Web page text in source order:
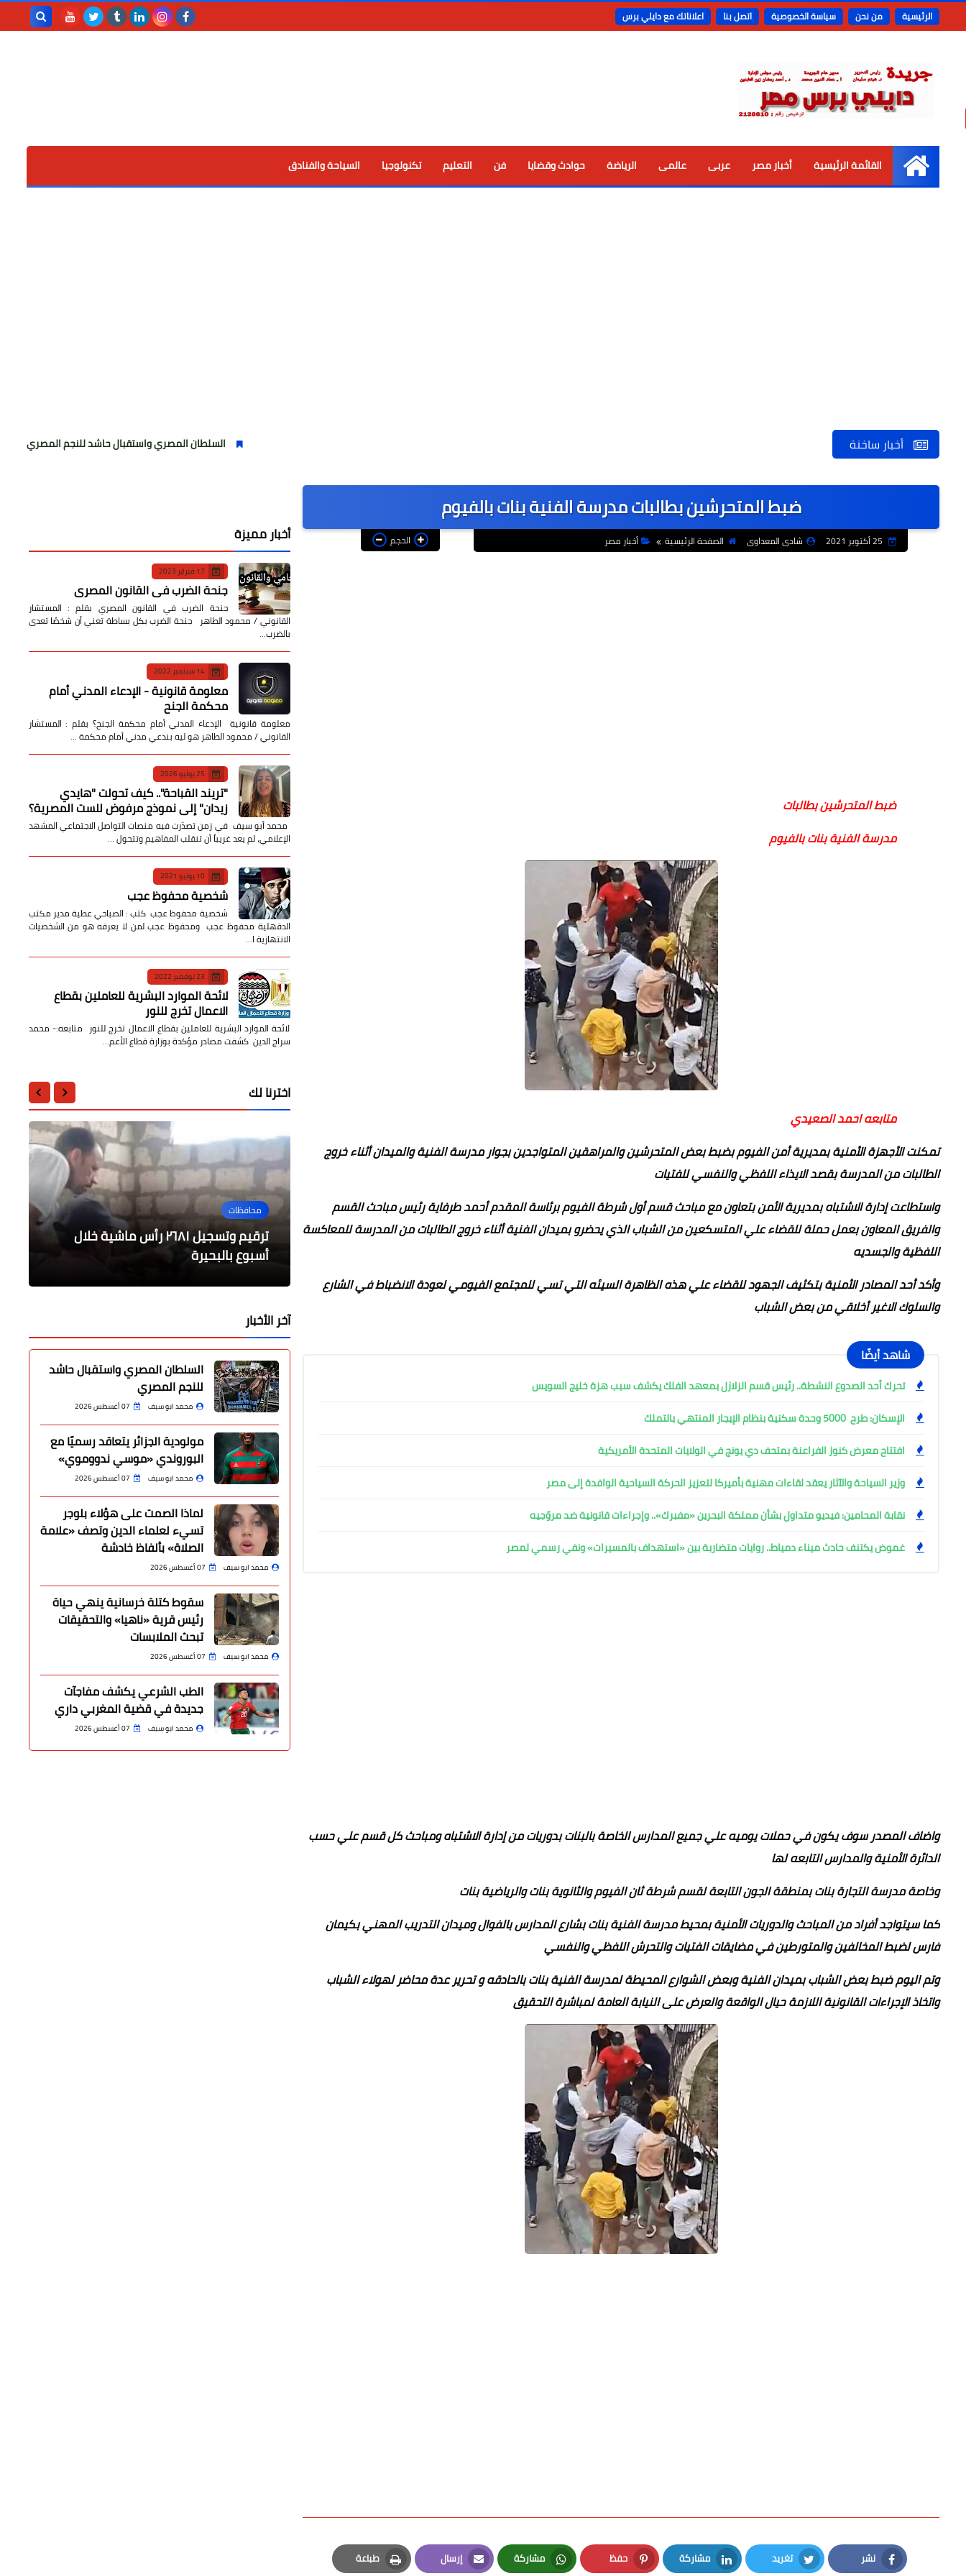
الرئيسية من نحن سياسة الخصوصية اتصل بنا اعلاناتك مع دايلي برس
الرئيسية
القائمة الرئيسية أخبار مصر عربى عالمى الرياضة حوادث وقضايا فن التعليم تكنولوجيا السياحة والفنادق
أخبار ساخنة السلطان المصري واستقبال حاشد للنجم المصري مولودية
ضبط المتحرشين بطالبات مدرسة الفنية بنات بالفيوم
شادى المعداوى الصفحة الرئيسية أخبار مصر الحجم
ضبط المتحرشين بطالبات
مدرسة الفنية بنات بالفيوم
متابعه احمد الصعيدي
تمكنت الأجهزة الأمنية بمديرية أمن الفيوم بضبط بعض المتحرشين والمراهقين المتواجدين بجوار مدرسة الفنية والميدان أثناء خروج
الطالبات من المدرسة بقصد الايذاء اللفظي والنفسي للفتيات
واستطاعت إدارة الاشتباه بمديرية الأمن بتعاون مع مباحث قسم أول شرطة الفيوم برئاسة المقدم أحمد طرفاية رئيس مباحث القسم
والفريق المعاون بعمل حملة للقضاء علي المتسكعين من الشباب الذي يحضرو بميدان الفنية أثناء خروج الطالبات من المدرسة للمعاكسة
اللفظية والجسديه
وأكد أحد المصادر الأمنية بتكثيف الجهود للقضاء علي هذه الظاهرة السيئه التي تسي للمجتمع الفيومي لعودة الانضباط في الشارع
والسلوك الاغير أخلاقي من بعض الشباب
شاهد أيضًا
تحرك أحد الصدوع النشطة.. رئيس قسم الزلازل بمعهد الفلك يكشف سبب هزة خليج السويس
الإسكان: طرح 5000 وحدة سكنية بنظام الإيجار المنتهي بالتملك
افتتاح معرض كنوز الفراعنة بمتحف دي يونج في الولايات المتحدة الأمريكية
وزير السياحة والآثار يعقد لقاءات مهنية بأميركا لتعزيز الحركة السياحية الوافدة إلى مصر
نقابة المحامين: فيديو متداول بشأن مملكة البحرين «مفبرك».. وإجراءات قانونية ضد مروّجيه
غموض يكتنف حادث ميناء دمياط.. روايات متضاربة بين «استهداف بالمسيرات» ونفي رسمي لمصر
واضاف المصدر سوف يكون في حملات يوميه علي جميع المدارس الخاصة بالبنات بدوريات من إدارة الاشتباه ومباحث كل قسم علي حسب
الدائرة الأمنية والمدارس التابعه لها
وخاصة مدرسة التجارة بنات بمنطقة الجون التابعة لقسم شرطة ثان الفيوم والثانوية بنات والرياضية بنات
كما سيتواجد أفراد من المباحث والدوريات الأمنية بمحيط مدرسة الفنية بنات بشارع المدارس بالفوال وميدان التدريب المهني بكيمان
فارس لضبط المخالفين والمتورطين في مضايقات الفتيات والتحرش اللفظي والنفسي
وتم اليوم ضبط بعض الشباب بميدان الفنية وبعض الشوارع المحيطة لمدرسة الفنية بنات بالحادقه و تحرير عدة محاضر لهولاء الشباب
واتخاذ الإجراءات القانونية اللازمة حيال الواقعة والعرض على النيابة العامة لمباشرة التحقيق
نشر تغريد مشاركة حفظ مشاركة إرسال طباعة
أخبار مميزة
17 فبراير 2023
جنحة الضرب في القانون المصري
جنحة الضرب في القانون المصري بقلم : المستشار
القانوني / محمود الطاهر جنحة الضرب بكل بساطة تعني أن شخصًا تعدى
بالضرب…
14 سبتمبر 2022
معلومة قانونية - الإدعاء المدني أمام
محكمة الجنح
معلومة قانونية الإدعاء المدني أمام محكمة الجنح؟ بقلم : المستشار
القانوني / محمود الطاهر هو ليه بندعي مدني أمام محكمة …
25 يوليو 2026
​"تريند القباحة".. كيف تحولت "هايدي
زيدان" إلى نموذج مرفوض للست المصرية؟
​ محمد أبو سيف ​في زمن تصدّرت فيه منصات التواصل الاجتماعي المشهد
الإعلامي، لم يعد غريباً أن تنقلب المفاهيم وتتحول …
10 يونيو 2021
شخصية محفوظ عجب
شخصية محفوظ عجب كتب : الصباحي عطية مدير مكتب
الدقهلية محفوظ عجب ومحفوظ عجب لمن لا يعرفه هو من الشخصيات
الانتهازية ا…
23 نوفمبر 2022
لائحة الموارد البشرية للعاملين بقطاع
الاعمال تخرج للنور
لائحة الموارد البشرية للعاملين بقطاع الاعمال تخرج للنور متابعه:- محمد
سراج الدين كشفت مصادر مؤكدة بوزارة قطاع الأعم…
اخترنا لك
27 أغسطس 2022
محافظات
ترقيم وتسجيل ٢٦٨١ رأس ماشية خلال
أسبوع بالبحيرة
27 أغسطس 2022
محافظات
خطة تطوير متكاملة بمنظومة الصرف
الصحي ببورسعيد
27 أغسطس 2022
حوادث وقضايا
وفاة الفنان الكوميدي اثر تعرضه لإطلاق
نار
27 أغسطس 2022
الرياضة
الصبروط يهنئ السفراء الجدد المنضمين
الي فريق عمل مشواري بالقليوبية
27 أغسطس 2022
الرياضة
ليفربول يقضي علي بورنموث بخماسيه
في الشوط الأول
آخر الأخبار
السلطان المصري واستقبال حاشد
للنجم المصري
محمد ابو سيف 07 أغسطس 2026
مولودية الجزائر يتعاقد رسميًا مع
البوروندي «موسي ندووموي»
محمد ابو سيف 07 أغسطس 2026
لماذا الصمت على هؤلاء بلوجر
تسيء لعلماء الدين وتصف «علامة
الصلاة» بألفاظ خادشة
محمد ابو سيف 07 أغسطس 2026
سقوط كتلة خرسانية ينهي حياة
رئيس قرية «ناهيا» والتحقيقات
تبحث الملابسات
محمد ابو سيف 07 أغسطس 2026
الطب الشرعي يكشف مفاجآت
جديدة في قضية المغربي داري
محمد ابو سيف 07 أغسطس 2026